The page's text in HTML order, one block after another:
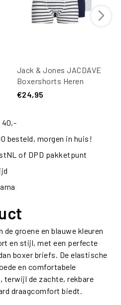
Jack & Jones JACDAVE
Boxershorts Heren
Gestreept 3-Pack
€24,95
40,-
besteld, morgen in huis!
of DPD pakketpunt
groene en blauwe kleuren
en stijl, met een perfecte
boxer briefs. De elastische
en comfortabele
terwijl de zachte, rekbare
draagcomfort biedt.